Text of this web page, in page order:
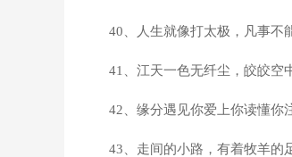
40、人生就像打太极，凡事不
41、江天一色无纤尘，皎皎空
42、缘分遇见你爱上你读懂你
43、走间的小路，有着牧羊的